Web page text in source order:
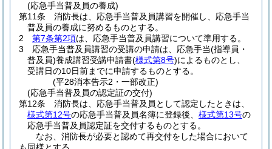
(応急手当普及員の養成)
第11条
消防長は、応急手当普及員講習を開催し、応急手当
普及員の養成に努めるものとする。
2
第7条第2項は、応急手当普及員講習について準用する。
3
応急手当普及員講習の受講の申請は、応急手当(指導員・
普及員)養成講習受講申請書(様式第8号)によるものとし、
受講日の10日前までに申請するものとする。
(平28消本告示2・一部改正)
(応急手当普及員の認定証の交付)
第12条
消防長は、応急手当普及員として認定したときは、
様式第12号の応急手当普及員名簿に登録後、 様式第13号の
応急手当普及員認定証を交付するものとする。
なお、消防長が必要と認めて再交付をした場合において